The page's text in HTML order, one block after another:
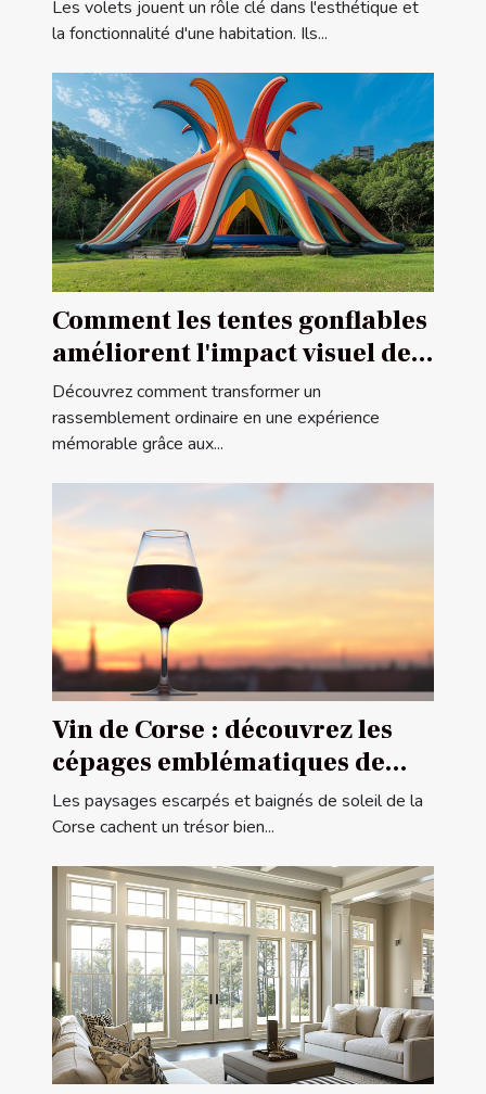
Les volets jouent un rôle clé dans l'esthétique et
la fonctionnalité d'une habitation. Ils...
Comment les tentes gonflables
améliorent l'impact visuel des
événements
Découvrez comment transformer un
rassemblement ordinaire en une expérience
mémorable grâce aux...
Vin de Corse : découvrez les
cépages emblématiques de
l'île de beauté
Les paysages escarpés et baignés de soleil de la
Corse cachent un trésor bien...